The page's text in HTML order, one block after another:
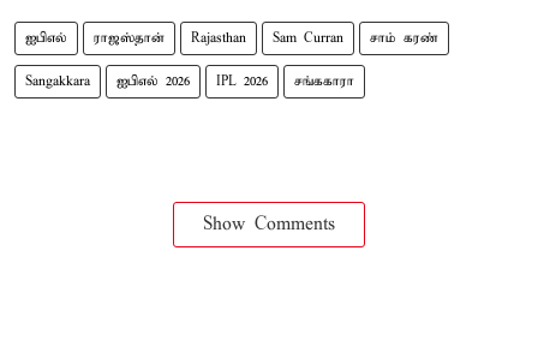
ஐபிஎல் ராஜஸ்தான் Rajasthan Sam Curran சாம் கரண்
Sangakkara ஐபிஎல் 2026 IPL 2026 சங்ககாரா
Show Comments